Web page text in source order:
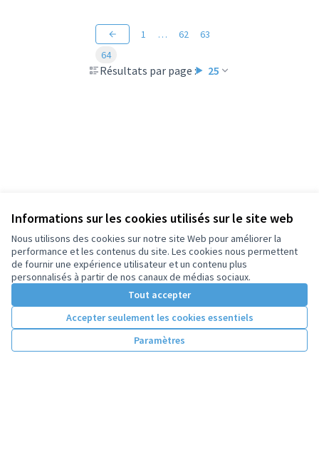
Informations sur les cookies utilisés sur le site web
Nous utilisons des cookies sur notre site Web pour améliorer la
performance et les contenus du site. Les cookies nous permettent
de fournir une expérience utilisateur et un contenu plus
personnalisés à partir de nos canaux de médias sociaux.
Tout accepter
Accepter seulement les cookies essentiels
Paramètres
Résultats par page : 25
1 … 62
63
64